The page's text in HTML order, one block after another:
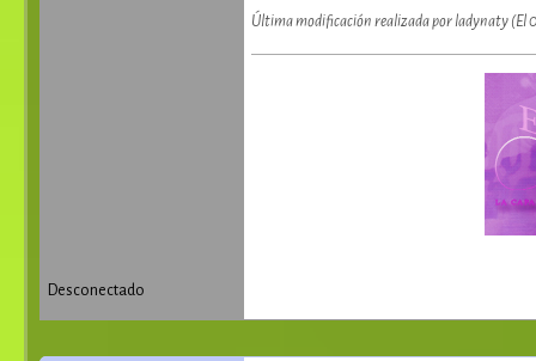
Última modificación realizada por ladynaty (El
Desconectado